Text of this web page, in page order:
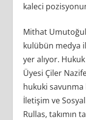
kaleci
Mithat
kulübün medya
yer alıyor.
Üyesi Çiler
hukuki
İletişim ve
Rullas, takımın